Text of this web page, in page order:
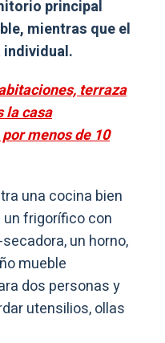
principal
mientras que el
individual.
terraza
la casa
menos de 10
una cocina bien
un frigorífico con
un horno,
mueble
dos personas y
utensilios, ollas